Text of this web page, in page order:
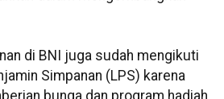
di BNI juga sudah mengikuti
Simpanan (LPS) karena